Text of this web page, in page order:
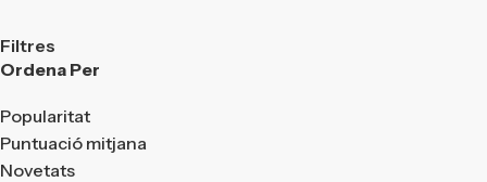
Filtres
Ordena Per
Popularitat
Puntuació mitjana
Novetats